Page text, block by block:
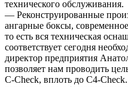
технического обслуживания.
— Реконструированные
ангарные боксы,
то есть вся техническая
соответствует сегодня
директор предприятия
позволяет нам проводить
C-Check, вплоть до C4-